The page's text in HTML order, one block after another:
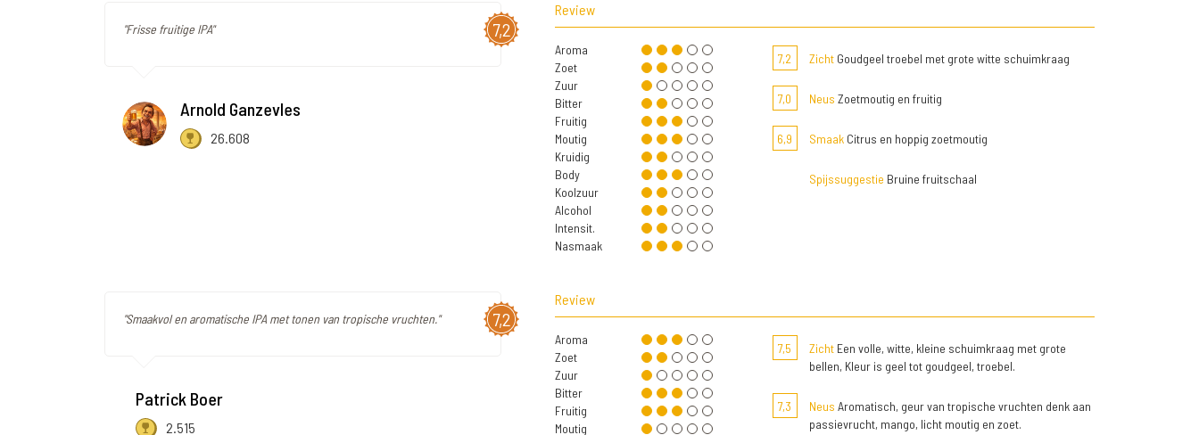
7,2
"Frisse fruitige IPA"
Arnold Ganzevles
26.608
Review
Aroma
Zoet
Zuur
Bitter
Fruitig
Moutig
Kruidig
Body
Koolzuur
Alcohol
Intensit.
Nasmaak
7,2 ZichtGoudgeel troebel met grote witte schuimkraag
7,0 Neus Zoetmoutig en fruitig
6,9 SmaakCitrus en hoppig zoetmoutig
Spijssuggestie Bruine fruitschaal
7,2
"Smaakvol en aromatische IPA met tonen van tropische vruchten."
Patrick Boer
2.515
Review
Aroma
Zoet
Zuur
Bitter
Fruitig
Moutig
7,5 ZichtEen volle, witte, kleine schuimkraag met grote
bellen, Kleur is geel tot goudgeel, troebel.
7,3 Neus Aromatisch, geur van tropische vruchten denk aan
passievrucht, mango, licht moutig en zoet.